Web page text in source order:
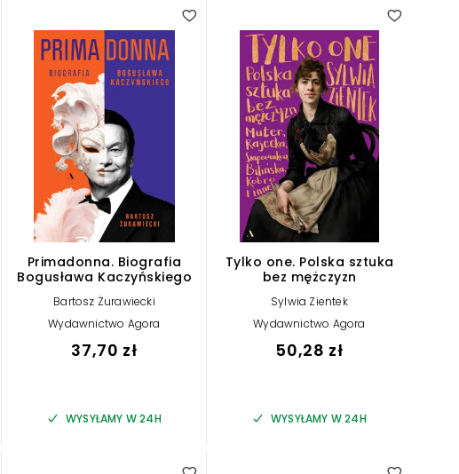
Primadonna. Biografia
Bogusława Kaczyńskiego
Bartosz Żurawiecki
Wydawnictwo Agora
37,70 zł
WYSYŁAMY W 24H
Tylko one. Polska sztuka
bez mężczyzn
Sylwia Zientek
Wydawnictwo Agora
50,28 zł
WYSYŁAMY W 24H